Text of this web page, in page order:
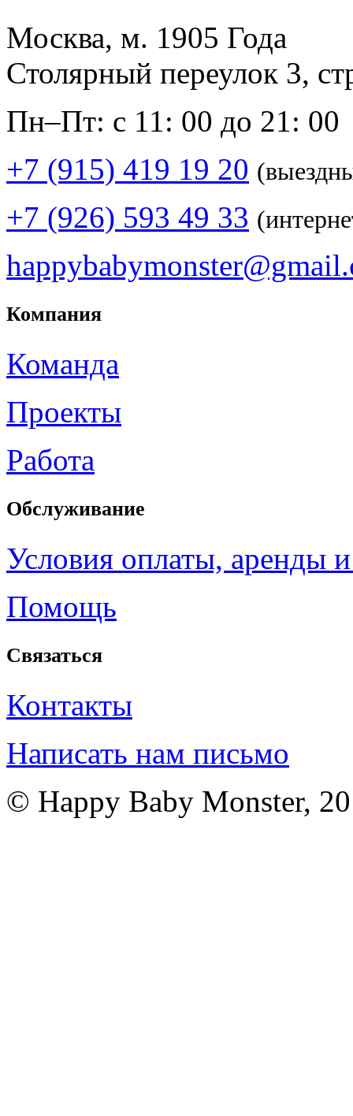
Москва, м. 1905 Года
Столярный переулок 3,
Пн–Пт: с 11: 00 до 21: 00
+7 (915) 419 19 20
+7 (926) 593 49 33
Компания
Команда
Проекты
Работа
Обслуживание
Условия оплаты, аренды
Помощь
Связаться
Контакты
Написать нам письмо
© Happy Baby Monster,